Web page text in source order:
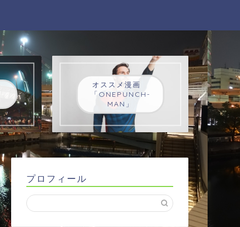
オススメ漫画
「ONEPUNCH-
MAN」
プロフィール